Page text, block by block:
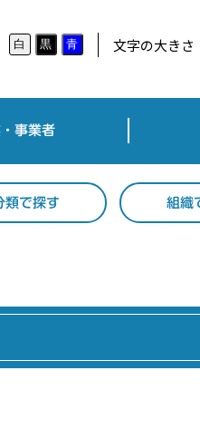
白 黒 青 文字の大きさ
事業者
類で探す 組織